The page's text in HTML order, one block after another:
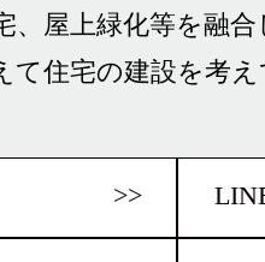
、屋上緑化等を融
て住宅の建設を考
>>